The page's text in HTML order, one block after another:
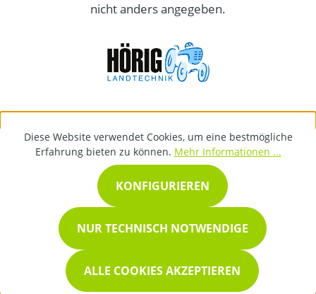
nicht anders angegeben.
Diese Website verwendet Cookies, um eine bestmögliche
Erfahrung bieten zu können. Mehr Informationen ...
NUR TECHNISCH NOTWENDIGE
KONFIGURIEREN
ALLE COOKIES AKZEPTIEREN